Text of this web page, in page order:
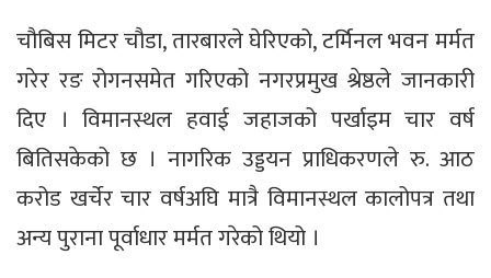
चौबिस मिटर चौडा, तारबारले घेरिएको, टर्मिनल भवन मर्मत
गरेर रङ रोगनसमेत गरिएको नगरप्रमुख श्रेष्ठले जानकारी
दिए । विमानस्थल हवाई जहाजको पर्खाइम चार वर्ष
बितिसकेको छ । नागरिक उड्डयन प्राधिकरणले रु. आठ
करोड खर्चेर चार वर्षअघि मात्रै विमानस्थल कालोपत्र तथा
अन्य पुराना पूर्वाधार मर्मत गरेको थियो ।